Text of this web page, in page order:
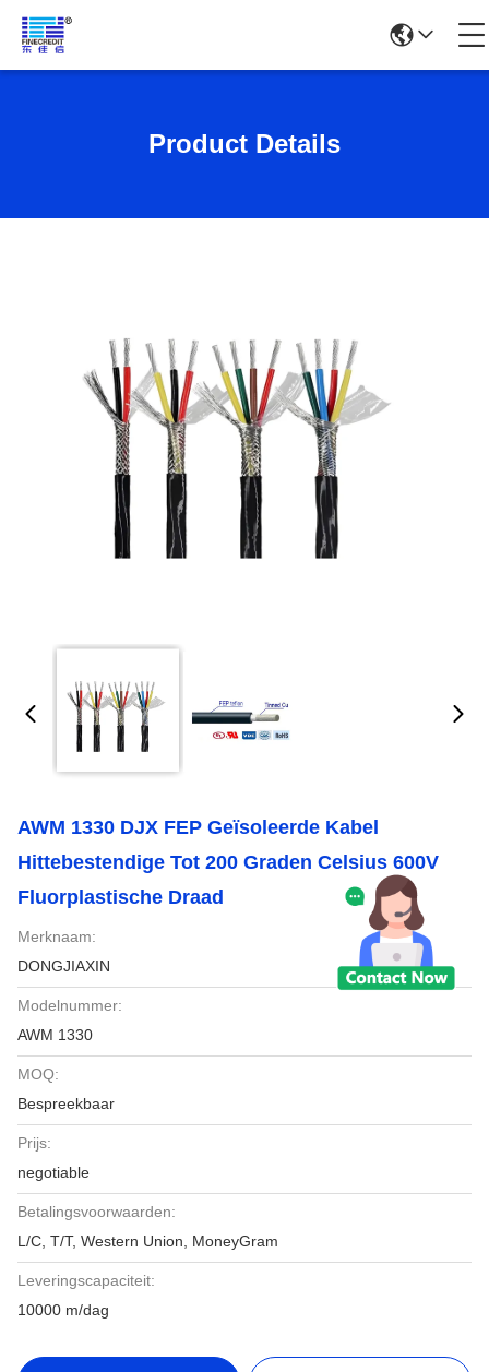
Product Details
AWM 1330 DJX FEP Geïsoleerde Kabel
Hittebestendige Tot 200 Graden Celsius 600V
Fluorplastische Draad
Merknaam:
DONGJIAXIN
Modelnummer:
AWM 1330
MOQ:
Bespreekbaar
Prijs:
negotiable
Betalingsvoorwaarden:
L/C, T/T, Western Union, MoneyGram
Leveringscapaciteit:
10000 m/dag